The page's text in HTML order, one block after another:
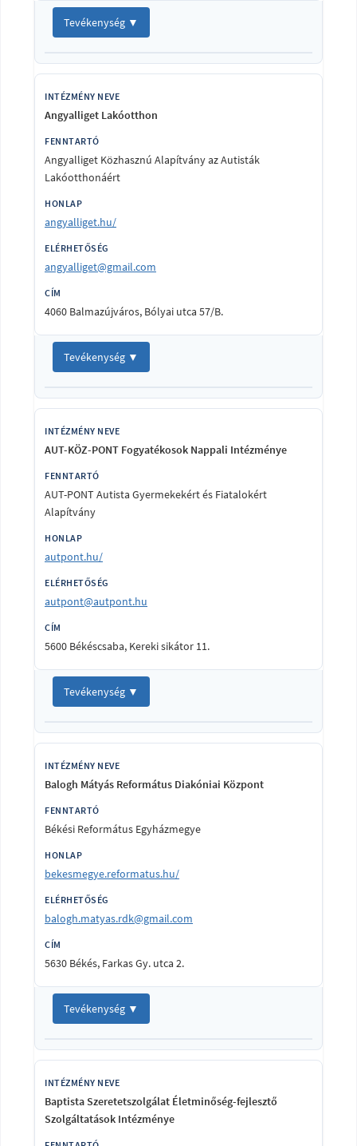
Tevékenység ▼
Angyalliget Lakóotthon
Angyalliget Közhasznú Alapítvány az Autisták
Lakóotthonáért
angyalliget.hu/
angyalliget@gmail.com
4060 Balmazújváros, Bólyai utca 57/B.
Tevékenység ▼
AUT-KÖZ-PONT Fogyatékosok Nappali Intézménye
AUT-PONT Autista Gyermekekért és Fiatalokért
Alapítvány
autpont.hu/
autpont@autpont.hu
5600 Békéscsaba, Kereki sikátor 11.
Tevékenység ▼
Balogh Mátyás Református Diakóniai Központ
Békési Református Egyházmegye
bekesmegye.reformatus.hu/
balogh.matyas.rdk@gmail.com
5630 Békés, Farkas Gy. utca 2.
Tevékenység ▼
Baptista Szeretetszolgálat Életminőség-fejlesztő
Szolgáltatások Intézménye